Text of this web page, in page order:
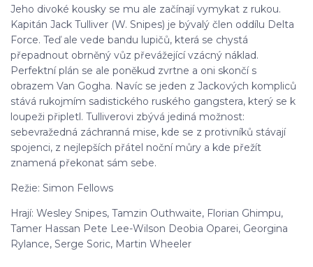
Jeho divoké kousky se mu ale začínají vymykat z rukou.
Kapitán Jack Tulliver (W. Snipes) je bývalý člen oddílu Delta
Force. Teď ale vede bandu lupičů, která se chystá
přepadnout obrněný vůz převážející vzácný náklad.
Perfektní plán se ale poněkud zvrtne a oni skončí s
obrazem Van Gogha. Navíc se jeden z Jackových kompliců
stává rukojmím sadistického ruského gangstera, který se k
loupeži připletl. Tulliverovi zbývá jediná možnost:
sebevražedná záchranná mise, kde se z protivníků stávají
spojenci, z nejlepších přátel noční můry a kde přežít
znamená překonat sám sebe.
Režie: Simon Fellows
Hrají: Wesley Snipes, Tamzin Outhwaite, Florian Ghimpu,
Tamer Hassan Pete Lee-Wilson Deobia Oparei, Georgina
Rylance, Serge Soric, Martin Wheeler